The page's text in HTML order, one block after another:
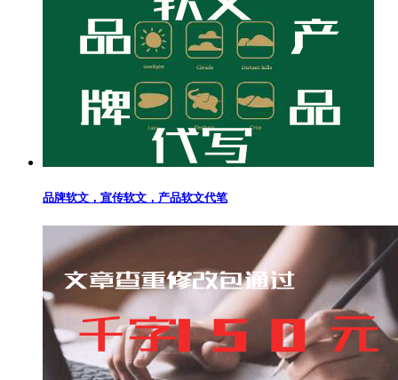
品牌软文，宣传软文，产品软文代笔